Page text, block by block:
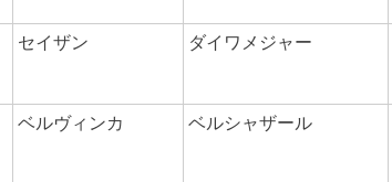
セイザン ダイワメジャー
ベルヴィンカ ベルシャザール